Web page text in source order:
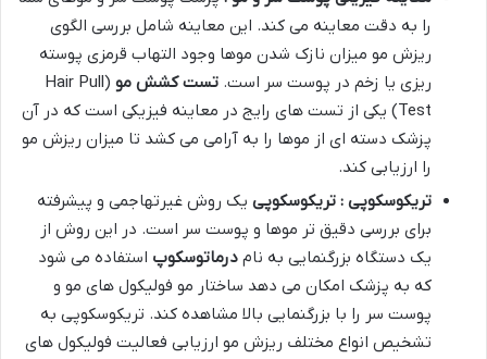
را به دقت معاینه می کند. این معاینه شامل بررسی الگوی
ریزش مو میزان نازک شدن موها وجود التهاب قرمزی پوسته
ریزی یا زخم در پوست سر است. تست کشش مو (Hair Pull
Test) یکی از تست های رایج در معاینه فیزیکی است که در آن
پزشک دسته ای از موها را به آرامی می کشد تا میزان ریزش مو
را ارزیابی کند.
تریکوسکوپی : تریکوسکوپی یک روش غیرتهاجمی و پیشرفته
برای بررسی دقیق تر موها و پوست سر است. در این روش از
یک دستگاه بزرگنمایی به نام درماتوسکوپ استفاده می شود
که به پزشک امکان می دهد ساختار مو فولیکول های مو و
پوست سر را با بزرگنمایی بالا مشاهده کند. تریکوسکوپی به
تشخیص انواع مختلف ریزش مو ارزیابی فعالیت فولیکول های